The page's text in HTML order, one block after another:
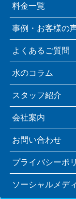
料金一覧
事例・お客様の
よくあるご質問
水のコラム
スタッフ紹介
会社案内
お問い合わせ
プライバシーポ
ソーシャルメデ